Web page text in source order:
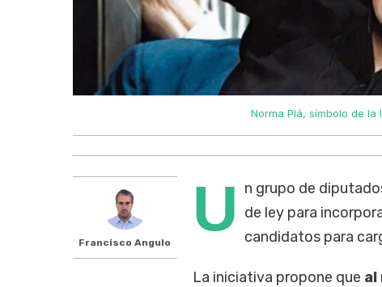
Norma Plá, símbolo de
Francisco Angulo U n grupo de
de ley para
candidatos para
La iniciativa propone que al